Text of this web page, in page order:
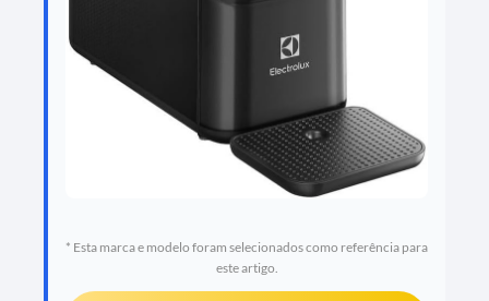
* Esta marca e modelo foram selecionados como referência para
este artigo.